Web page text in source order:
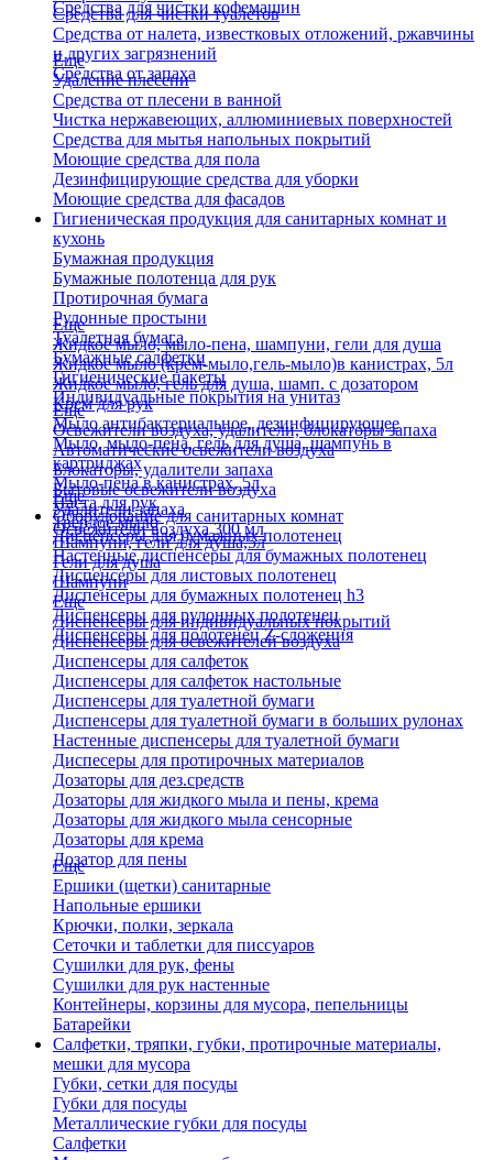
Средства для чистки кофемашин
Средства для чистки туалетов
Средства от налета, известковых отложений, ржавчины
и других загрязнений
Средства от запаха
Еще
Удаление плесени
Средства от плесени в ванной
Чистка нержавеющих, аллюминиевых поверхностей
Средства для мытья напольных покрытий
Моющие средства для пола
Дезинфицирующие средства для уборки
Моющие средства для фасадов
Гигиеническая продукция для санитарных комнат и
кухонь
Бумажная продукция
Бумажные полотенца для рук
Протирочная бумага
Рулонные простыни
Туалетная бумага
Бумажные салфетки
Гигиенические пакеты
Индивидуальные покрытия на унитаз
Еще
Жидкое мыло, мыло-пена, шампуни, гели для душа
Жидкое мыло (крем-мыло,гель-мыло)в канистрах, 5л
Жидкое мыло, гель для душа, шамп. с дозатором
Крем для рук
Мыло антибактериальное, дезинфицирующее
Мыло, мыло-пена, гель для душа, шампунь в
картриджах
Мыло-пена в канистрах, 5л
Паста для рук
Твердое мыло
Шампуни, гели для душа,5л
Гели для душа
Шампуни
Еще
Освежители воздуха, удалители, блокаторы запаха
Автоматические освежители воздуха
Блокаторы, удалители запаха
Бытовые освежители воздуха
Удалители запаха
Освежители воздуха 300 мл
Еще
Оборудование для санитарных комнат
Диспенсеры для бумажных полотенец
Настенные диспенсеры для бумажных полотенец
Диспенсеры для листовых полотенец
Диспенсеры для бумажных полотенец h3
Диспенсеры для рулонных полотенец
Диспенсеры для полотенец Z-сложения
Еще
Диспенсеры для индивидуальных покрытий
Диспенсеры для освежителей воздуха
Диспенсеры для салфеток
Диспенсеры для салфеток настольные
Диспенсеры для туалетной бумаги
Диспенсеры для туалетной бумаги в больших рулонах
Настенные диспенсеры для туалетной бумаги
Диспесеры для протирочных материалов
Дозаторы для дез.средств
Дозаторы для жидкого мыла и пены, крема
Дозаторы для жидкого мыла сенсорные
Дозаторы для крема
Дозатор для пены
Еще
Ершики (щетки) санитарные
Напольные ершики
Крючки, полки, зеркала
Сеточки и таблетки для писсуаров
Сушилки для рук, фены
Сушилки для рук настенные
Контейнеры, корзины для мусора, пепельницы
Батарейки
Салфетки, тряпки, губки, протирочные материалы,
мешки для мусора
Губки, сетки для посуды
Губки для посуды
Металлические губки для посуды
Салфетки